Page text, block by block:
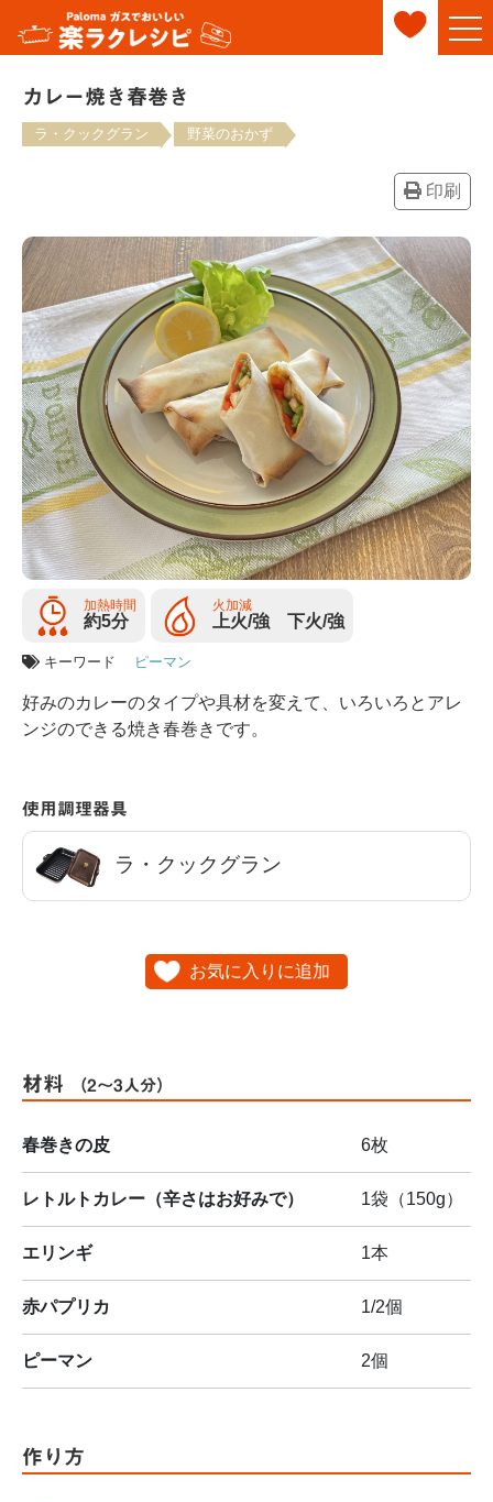
カレー焼き春巻き
ラ・クックグラン 野菜のおかず
印刷
加熱時間
約5分
火加減
上火/強 下火/強
キーワード ピーマン
好みのカレーのタイプや具材を変えて、いろいろとアレ
ンジのできる焼き春巻きです。
使用調理器具
ラ・クックグラン
お気に入りに追加
材料 （2～3人分）
春巻きの皮 6枚
レトルトカレー（辛さはお好みで） 1袋（150g）
エリンギ 1本
赤パプリカ 1/2個
ピーマン 2個
作り方